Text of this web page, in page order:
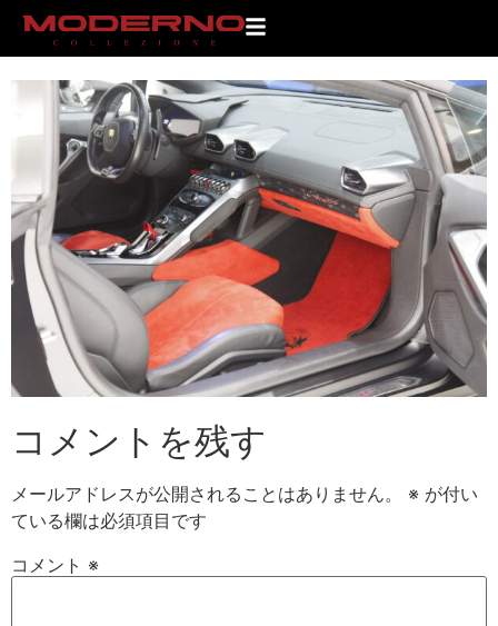
_MG_0707
コメントを残す
メールアドレスが公開されることはありません。 ※ が付い
ている欄は必須項目です
コメント ※